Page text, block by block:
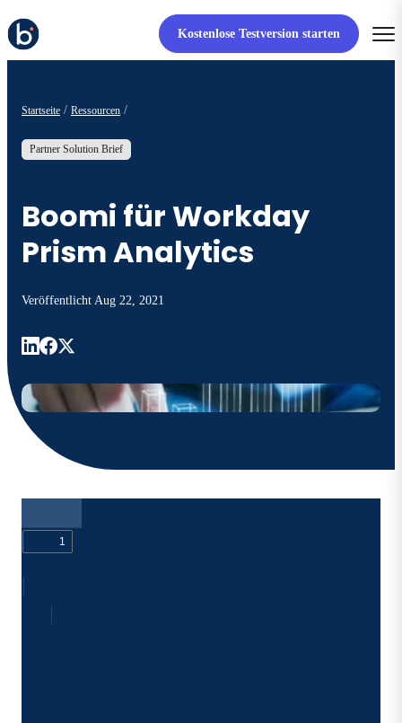
Kostenlose Testversion starten
Startseite Ressourcen
Partner Solution Brief
Boomi für Workday
Prism Analytics
Veröffentlicht Aug 22, 2021